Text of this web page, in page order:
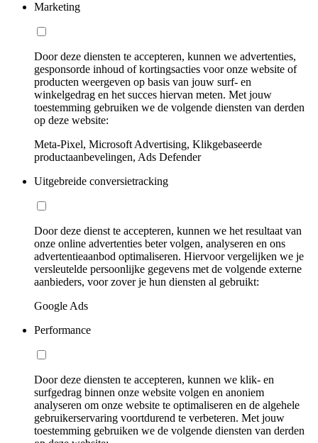
Marketing
Door deze diensten te accepteren, kunnen we advertenties,
gesponsorde inhoud of kortingsacties voor onze website of
producten weergeven op basis van jouw surf- en
winkelgedrag en het succes hiervan meten. Met jouw
toestemming gebruiken we de volgende diensten van derden
op deze website:
Meta-Pixel, Microsoft Advertising, Klikgebaseerde
productaanbevelingen, Ads Defender
Uitgebreide conversietracking
Door deze dienst te accepteren, kunnen we het resultaat van
onze online advertenties beter volgen, analyseren en ons
advertentieaanbod optimaliseren. Hiervoor vergelijken we je
versleutelde persoonlijke gegevens met de volgende externe
aanbieders, voor zover je hun diensten al gebruikt:
Google Ads
Performance
Door deze diensten te accepteren, kunnen we klik- en
surfgedrag binnen onze website volgen en anoniem
analyseren om onze website te optimaliseren en de algehele
gebruikerservaring voortdurend te verbeteren. Met jouw
toestemming gebruiken we de volgende diensten van derden